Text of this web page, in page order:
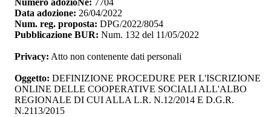
Numero adozioNe: 7704
Data adozione: 26/04/2022
Num. reg. proposta: DPG/2022/8054
Pubblicazione BUR: Num. 132 del 11/05/2022
Privacy: Atto non contenente dati personali
Oggetto: DEFINIZIONE PROCEDURE PER L'ISCRIZIONE
ONLINE DELLE COOPERATIVE SOCIALI ALL'ALBO
REGIONALE DI CUI ALLA L.R. N.12/2014 E D.G.R.
N.2113/2015